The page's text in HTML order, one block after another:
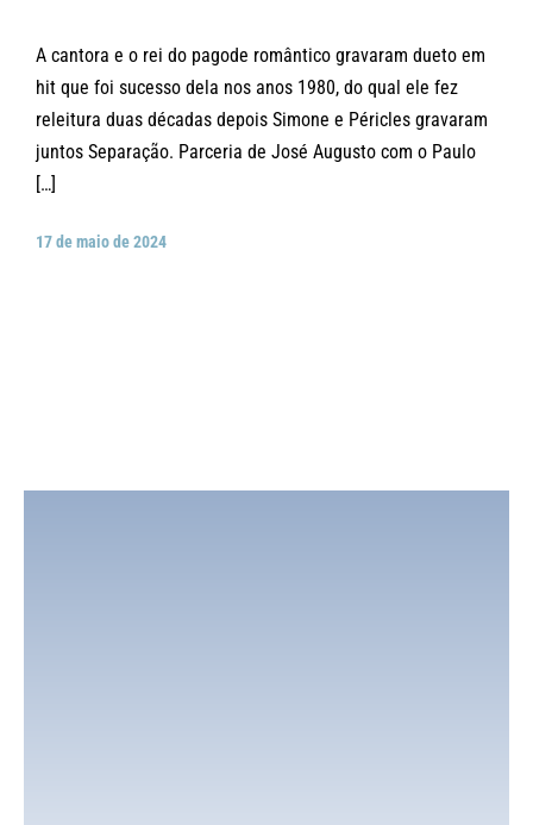
A cantora e o rei do pagode romântico gravaram dueto em
hit que foi sucesso dela nos anos 1980, do qual ele fez
releitura duas décadas depois Simone e Péricles gravaram
juntos Separação. Parceria de José Augusto com o Paulo
[…]
17 de maio de 2024